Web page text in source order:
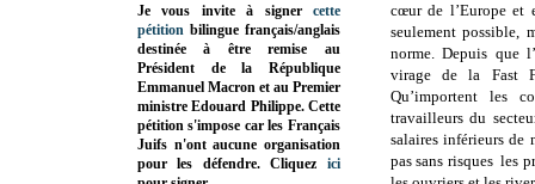
cœur de l’Europe et
seulement possible,
norme. Depuis que
virage de la Fast
Qu’importent les
travailleurs du
salaires inférieurs
pas sans risques les
Je vous invite à signer cette
pétition bilingue français/anglais
destinée à être remise au
Président de la République
Emmanuel Macron et au Premier
ministre Edouard Philippe. Cette
pétition s'impose car les Français
Juifs n'ont aucune organisation
pour les défendre. Cliquez
ici